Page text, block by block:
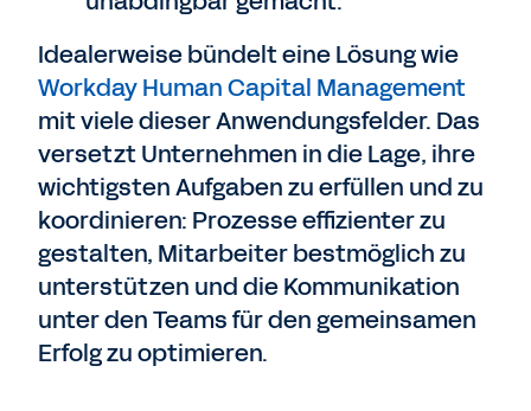
Idealerweise bündelt eine Lösung wie
Workday Human Capital Management
mit viele dieser Anwendungsfelder. Das
versetzt Unternehmen in die Lage, ihre
wichtigsten Aufgaben zu erfüllen und zu
koordinieren: Prozesse effizienter zu
gestalten, Mitarbeiter bestmöglich zu
unterstützen und die Kommunikation
unter den Teams für den gemeinsamen
Erfolg zu optimieren.